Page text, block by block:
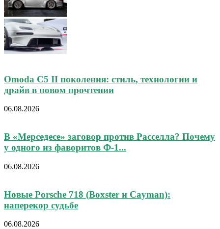
Omoda C5 II поколения: стиль, технологии и
драйв в новом прочтении
06.08.2026
В «Мерседесе» заговор против Расселла? Почему
у одного из фаворитов Ф-1...
06.08.2026
Новые Porsche 718 (Boxster и Cayman):
наперекор судьбе
06.08.2026